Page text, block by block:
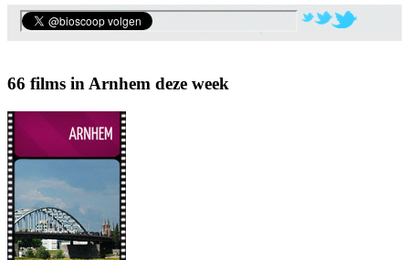
66 films in Arnhem deze week